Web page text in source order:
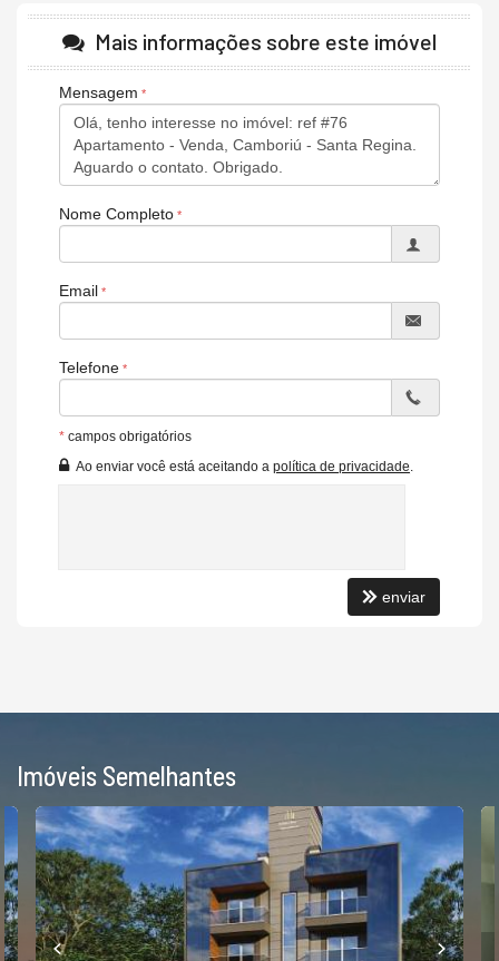
Mais informações sobre este imóvel
Mensagem
Nome Completo
Email
Telefone
* campos obrigatórios
Ao enviar você está aceitando a política de privacidade
enviar
Imóveis Semelhantes